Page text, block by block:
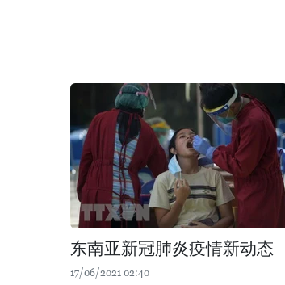
东南亚新冠肺炎疫情新动态
17/06/2021 02:40